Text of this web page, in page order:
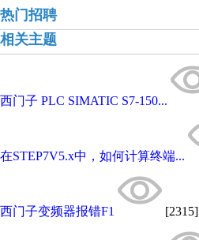
热门招聘
相关主题
西门子 PLC SIMATIC S7-150...
在STEP7V5.x中，如何计算终端...
西门子变频器报错F1 [2315]